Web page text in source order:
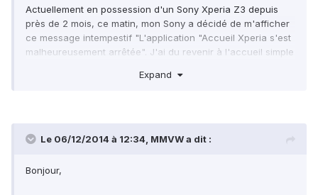
Actuellement en possession d'un Sony Xperia Z3 depuis
près de 2 mois, ce matin, mon Sony a décidé de m'afficher
ce message intempestif "L'application "Accueil Xperia s'est
malheureusement arrêtée". J'ai du revenir à l'accueil simple
ce problème comme, de plus, ce message continue de
J'ai essayé de trouver ma réponse sur Internet mais
J'ai souhaité supprimer les caches de l'application mais ne
Expand
Le 06/12/2014 à 12:34, MMVWa dit :
Bonjour,